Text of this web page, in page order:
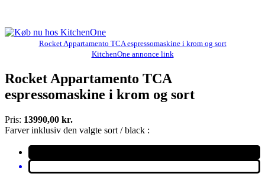
Rocket Appartamento TCA espressomaskine i krom og sort
KitchenOne annonce link
Rocket Appartamento TCA
espressomaskine i krom og sort
Pris: 13990,00 kr.
Farver inklusiv den valgte sort / black :